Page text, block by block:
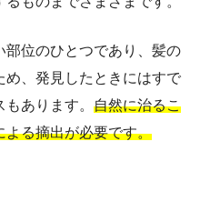
位のひとつであり、髪の
、発見したときにはすで
あります。 自然に治るこ
よる摘出が必要です。